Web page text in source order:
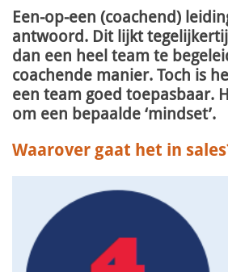
Een-op-een (coachend)
antwoord. Dit lijkt
dan een heel team te
coachende manier. Toch is
een team goed toepasbaar.
om een bepaalde ‘mindset’.
Waarover gaat het in